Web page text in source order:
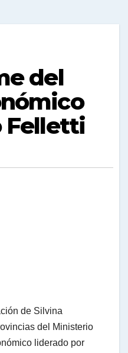
del
Felletti
de Silvina
del Ministerio
liderado por